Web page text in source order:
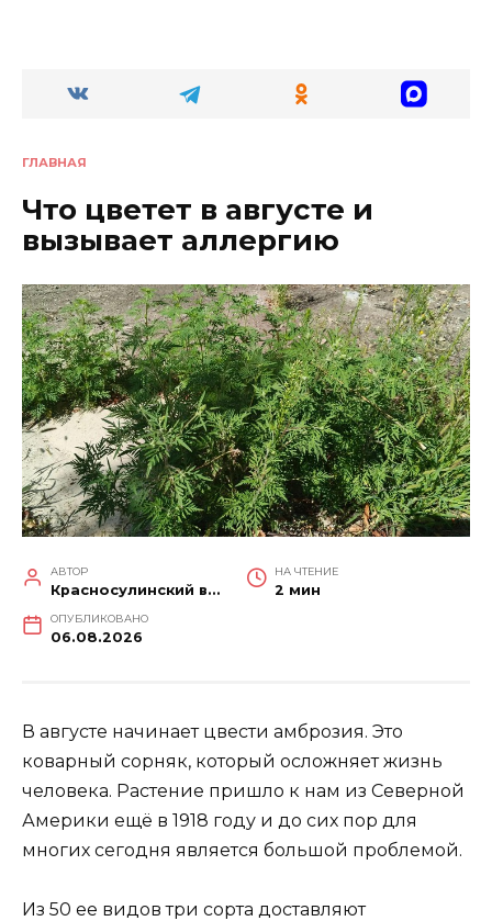
ГЛАВНАЯ
Что цветет в августе и
вызывает аллергию
АВТОР
Красносулинский вестник
НА ЧТЕНИЕ
2 мин
ОПУБЛИКОВАНО
06.08.2026
В августе начинает цвести амброзия. Это
коварный сорняк, который осложняет жизнь
человека. Растение пришло к нам из Северной
Америки ещё в 1918 году и до сих пор для
многих сегодня является большой проблемой.
Из 50 ее видов три сорта доставляют